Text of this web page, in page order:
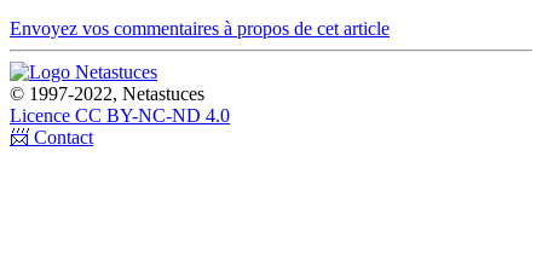
Envoyez vos commentaires à propos de cet article
© 1997-2022, Netastuces
Licence CC BY-NC-ND 4.0
📨 Contact